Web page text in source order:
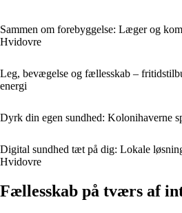
Sammen om forebyggelse: Læger og
Hvidovre
Leg, bevægelse og fællesskab –
energi
Dyrk din egen sundhed: Kolonihaverne
Digital sundhed tæt på dig: Lokale
Hvidovre
Fællesskab på tværs af